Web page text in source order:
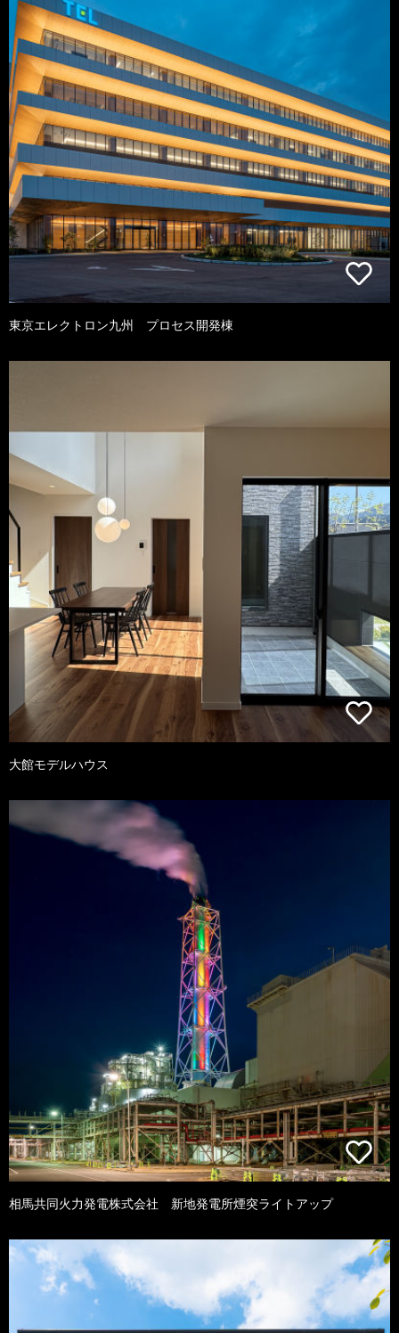
東京エレクトロン九州 プロセス開発棟
大館モデルハウス
相馬共同火力発電株式会社 新地発電所煙突ライトアップ